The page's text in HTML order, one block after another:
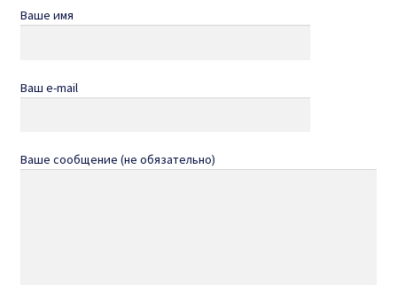
Ваше имя
Ваш e-mail
Ваше сообщение (не обязательно)